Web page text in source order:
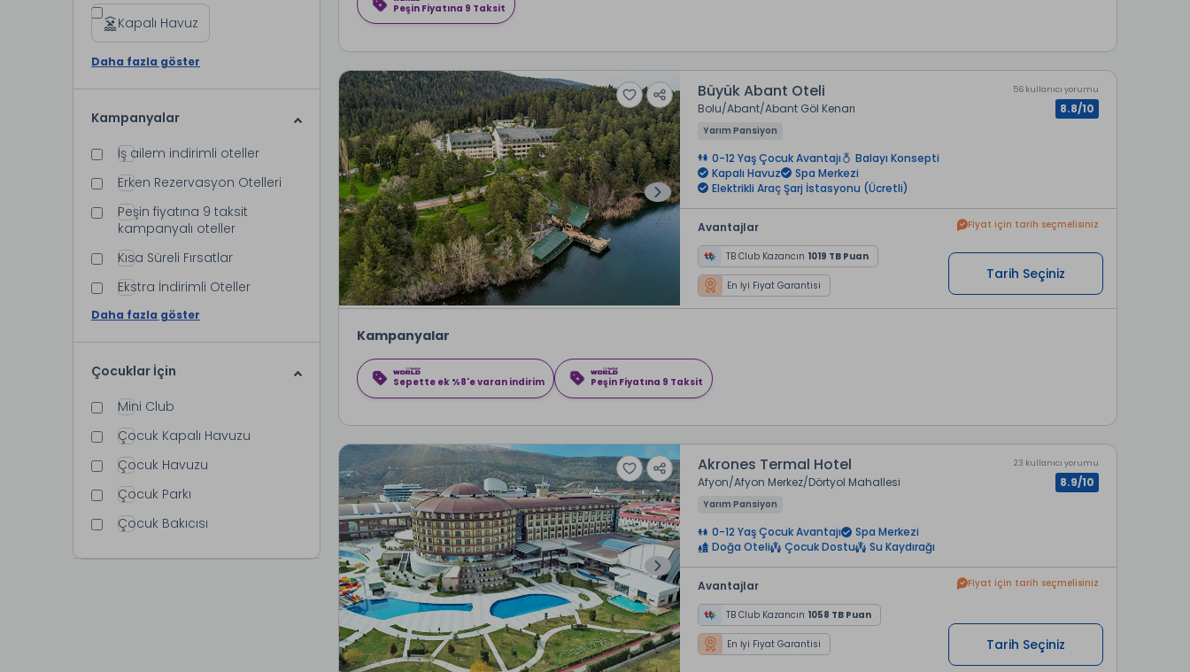
Kapalı Havuz
Daha fazla göster
Kampanyalar
İş ailem indirimli oteller
Erken Rezervasyon Otelleri
Peşin fiyatına 9 taksit
kampanyalı oteller
Kısa Süreli Fırsatlar
Ekstra İndirimli Oteller
Daha fazla göster
Çocuklar İçin
Mini Club
Çocuk Kapalı Havuzu
Çocuk Havuzu
Çocuk Parkı
Çocuk Bakıcısı
Peşin Fiyatına 9 Taksit
Büyük Abant Oteli
Bolu Abant Abant Göl Kenarı
Yarım Pansiyon
0-12 Yaş Çocuk Avantajı
Balayı Konsepti
Kapalı Havuz
Spa Merkezi
Elektrikli Araç Şarj İstasyonu (Ücretli)
56 kullanıcı yorumu
8.8/10
Avantajlar
TB Club Kazancın 1019 TB Puan
En İyi Fiyat Garantisi
Fiyat için tarih seçmelisiniz
Tarih Seçiniz
Kampanyalar
Sepette ek %8'e varan indirim Peşin Fiyatına 9 Taksit
Akrones Termal Hotel
Afyon Afyon Merkez Dörtyol Mahallesi
Yarım Pansiyon
0-12 Yaş Çocuk Avantajı
Spa Merkezi
Doğa Oteli
Çocuk Dostu Su Kaydırağı
23 kullanıcı yorumu
8.9/10
Avantajlar
TB Club Kazancın 1058 TB Puan
En İyi Fiyat Garantisi
Fiyat için tarih seçmelisiniz
Tarih Seçiniz